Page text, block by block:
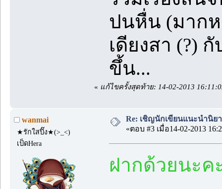
ปนหื่น (มาก
เดียงสา (?)
ขึ้น...
« แก้ไขครั้งสุดท้าย: 14-02-2013
wanmai
★รักใสปิ๊ง★(>_<)
เป็ดHera
Re: เชิญนักเขียนแนะนำนิย
«ตอบ #3 เมื่อ14-02-2013
ฝากด้วยนะ